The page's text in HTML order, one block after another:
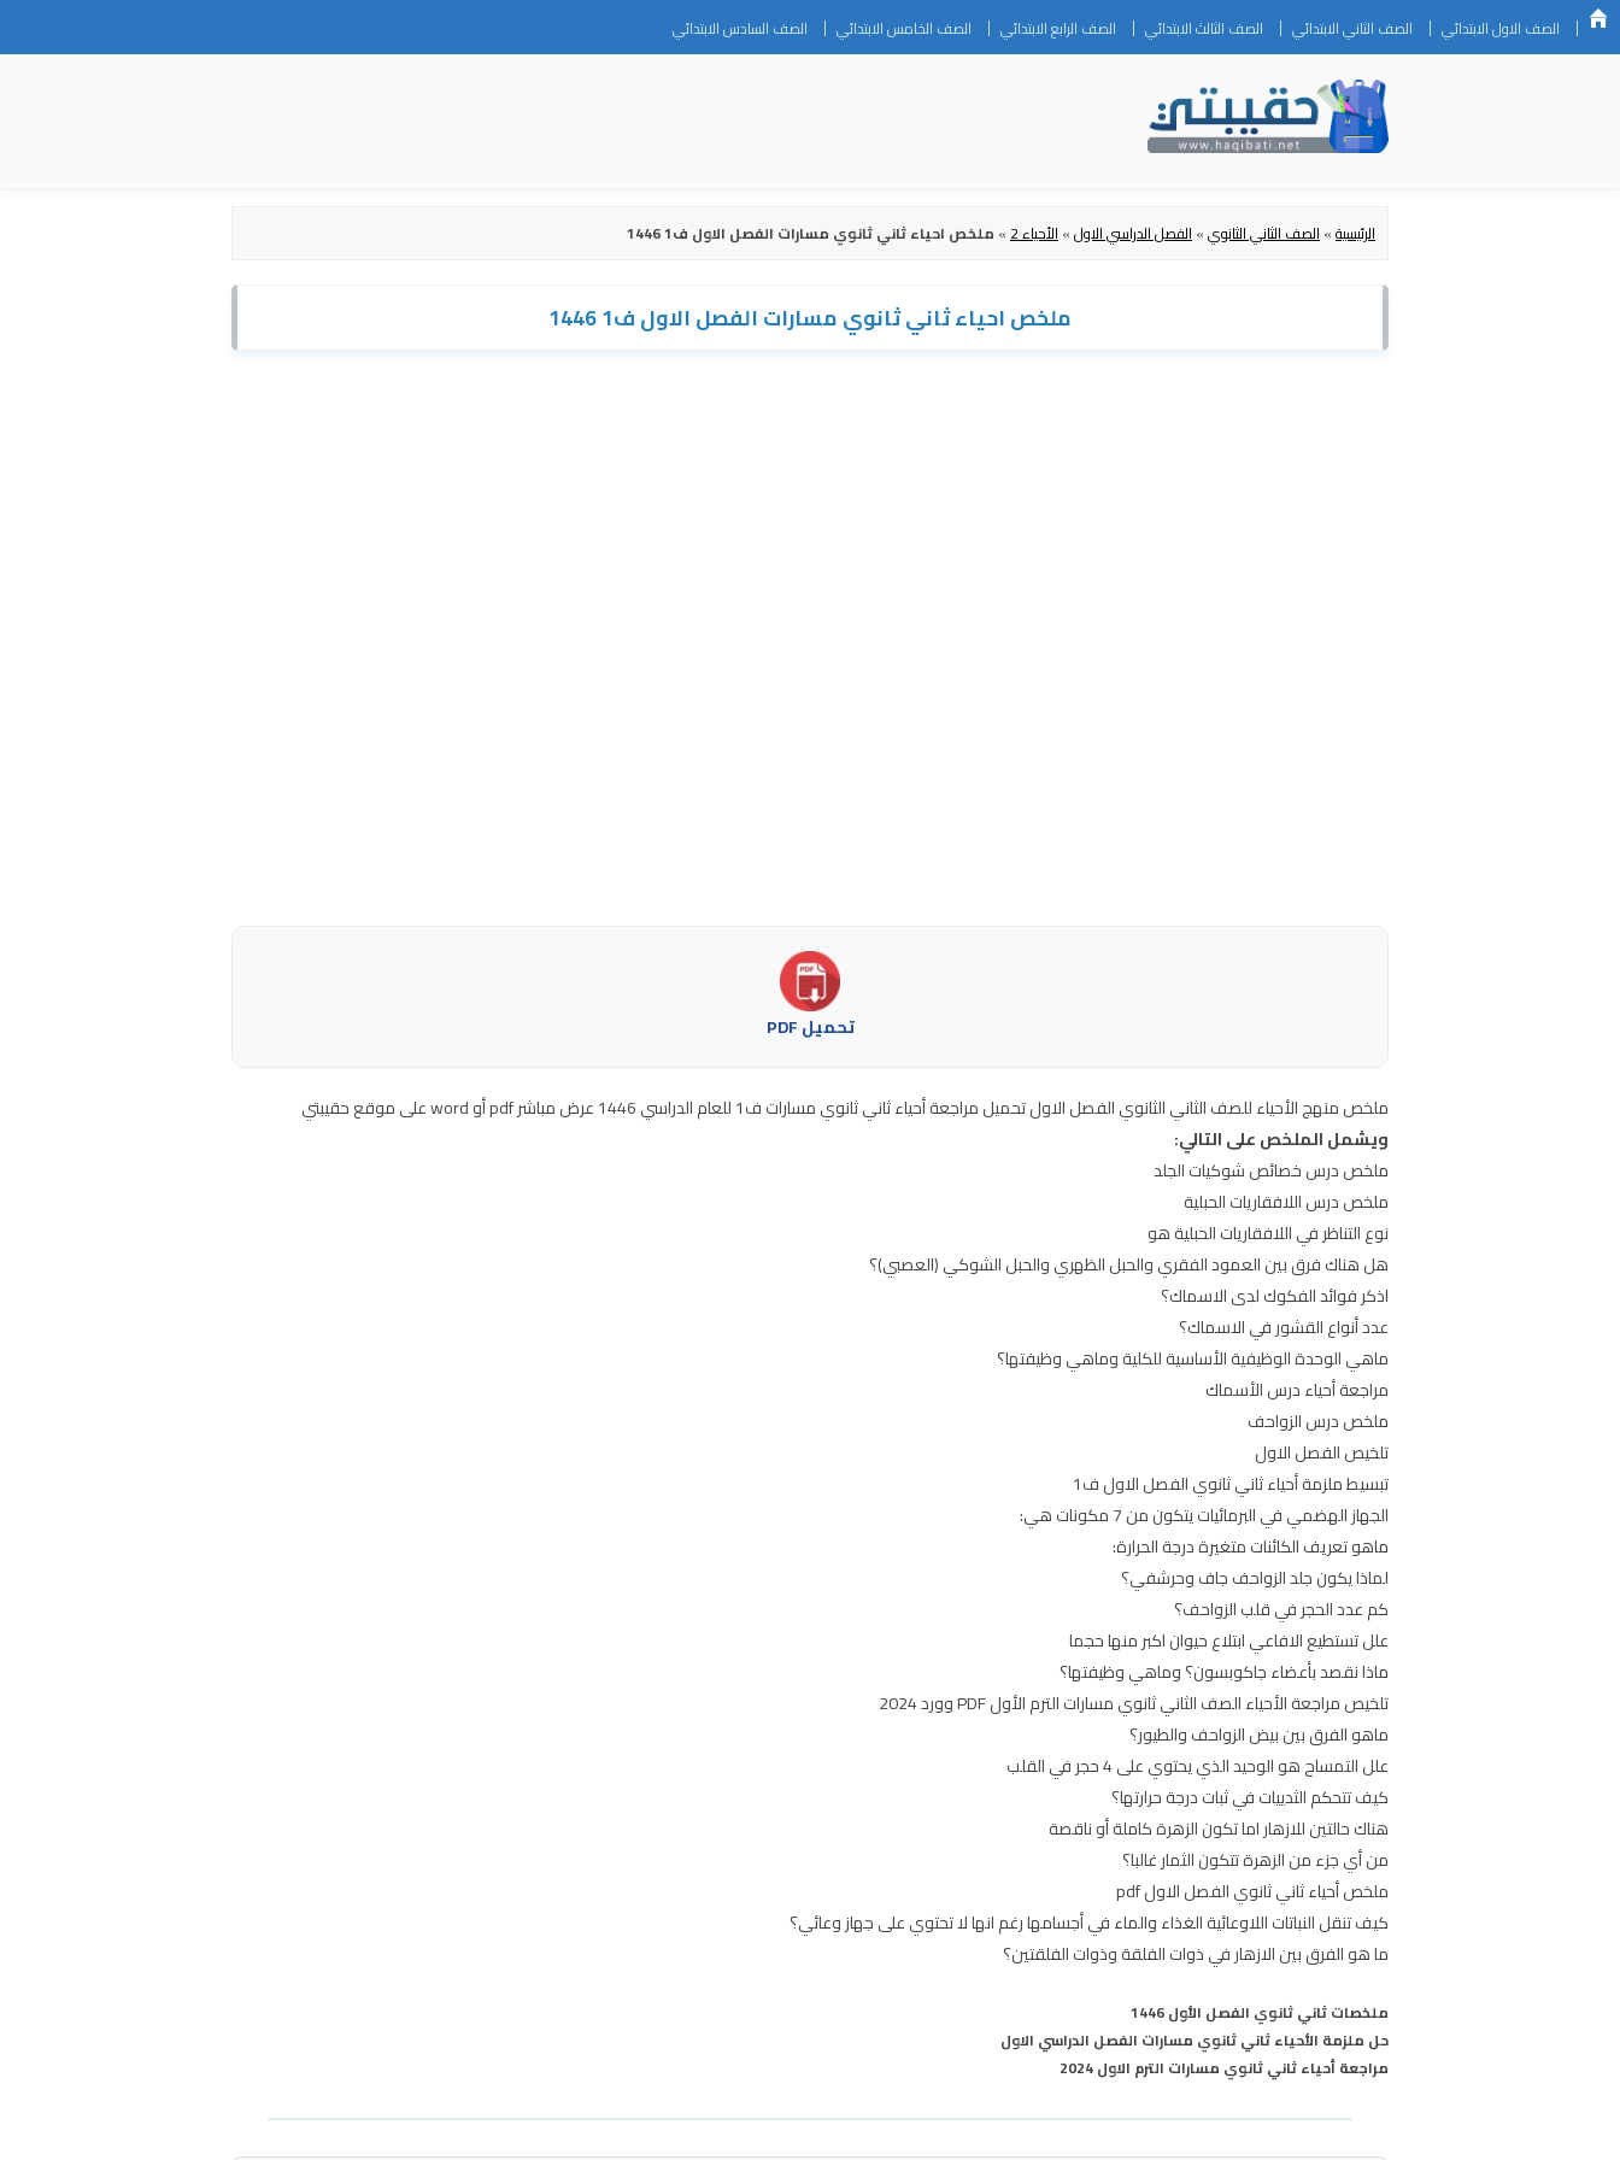
Skip
to
الصف الاول الابتدائي الصف الثاني الابتدائي الصف الثالث الابتدائي الصف الرابع الابتدائي الصف الخامس الابتدائي الصف السادس الابتدائي
الرئيسية»الصف الثاني الثانوي»الفصل الدراسي الاول»الأحياء 2 » ملخص احياء ثاني ثانوي مسارات الفصل الاول ف1 1446
ملخص احياء ثاني ثانوي مسارات الفصل الاول ف1 1446
تحميل PDF
ملخص منهج الأحياء للصف الثاني الثانوي الفصل الاول تحميل مراجعة أحياء ثاني ثانوي مسارات ف1 للعام الدراسي 1446 عرض مباشر pdf أو word على موقع حقيبتي
ويشمل الملخص على التالي:
ملخص درس خصائص شوكيات الجلد
ملخص درس اللافقاريات الحبلية
نوع التناظر في اللافقاريات الحبلية هو
هل هناك فرق بين العمود الفقري والحبل الظهري والحبل الشوكي (العصبي)؟
اذكر فوائد الفكوك لدى الاسماك؟
عدد أنواع القشور في الاسماك؟
ماهي الوحدة الوظيفية الأساسية للكلية وماهي وظيفتها؟
مراجعة أحياء درس الأسماك
ملخص درس الزواحف
تلخيص الفصل الاول
تبسيط ملزمة أحياء ثاني ثانوي الفصل الاول ف1
الجهاز الهضمي في البرمائيات يتكون من 7 مكونات هي:
ماهو تعريف الكائنات متغيرة درجة الحرارة:
لماذا يكون جلد الزواحف جاف وحرشفي؟
كم عدد الحجر في قلب الزواحف؟
علل تستطيع الافاعي ابتلاع حيوان اكبر منها حجما
ماذا نقصد بأعضاء جاكوبسون؟ وماهي وظيفتها؟
تلخيص مراجعة الأحياء الصف الثاني ثانوي مسارات الترم الأول PDF وورد 2024
ماهو الفرق بين بيض الزواحف والطيور؟
علل التمساح هو الوحيد الذي يحتوي على 4 حجر في القلب
كيف تتحكم الثدييات في ثبات درجة حرارتها؟
هناك حالتين للازهار اما تكون الزهرة كاملة أو ناقصة
من أي جزء من الزهرة تتكون الثمار غالبا؟
ملخص أحياء ثاني ثانوي الفصل الاول pdf
كيف تنقل النباتات اللاوعائية الغذاء والماء في أجسامها رغم انها لا تحتوي على جهاز وعائي؟
ما هو الفرق بين الازهار في ذوات الفلقة وذوات الفلقتين؟
ملخصات ثاني ثانوي الفصل الأول 1446
حل ملزمة الأحياء ثاني ثانوي مسارات الفصل الدراسي الاول
مراجعة أحياء ثاني ثانوي مسارات الترم الاول 2024